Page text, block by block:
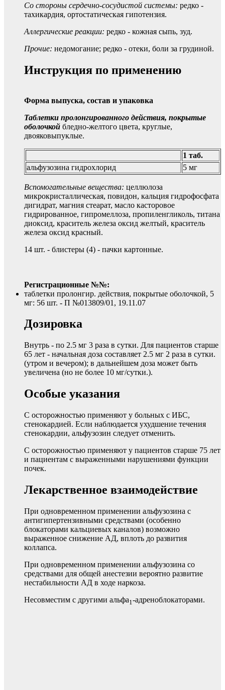
Со стороны сердечно-сосудистой системы: редко -
тахикардия, ортостатическая гипотензия.
Аллергические реакции: редко - кожная сыпь, зуд.
Прочие: недомогание; редко - отеки, боли за грудиной.
Инструкция по применению
Форма выпуска, состав и упаковка
Таблетки пролонгированного действия, покрытые
оболочкой бледно-желтого цвета, круглые,
двояковыпуклые.
1 таб.
альфузозина гидрохлорид
5 мг
Вспомогательные вещества: целлюлоза
микрокристаллическая, повидон, кальция гидрофосфата
дигидрат, магния стеарат, масло касторовое
гидрированное, гипромеллоза, пропиленгликоль, титана
диоксид, краситель железа оксид желтый, краситель
железа оксид красный.
14 шт. - блистеры (4) - пачки картонные.
Регистрационные №№:
таблетки пролонгир. действия, покрытые оболочкой, 5
мг: 56 шт. - П №013809/01, 19.11.07
Дозировка
Внутрь - по 2.5 мг 3 раза в сутки. Для пациентов старше
65 лет - начальная доза составляет 2.5 мг 2 раза в сутки.
(утром и вечером); в дальнейшем доза может быть
увеличена (но не более 10 мг/сутки.).
Особые указания
С осторожностью применяют у больных с ИБС,
стенокардией. Если наблюдается ухудшение течения
стенокардии, альфузозин следует отменить.
С осторожностью применяют у пациентов старше 75 лет
и пациентам с выраженными нарушениями функции
почек.
Лекарственное взаимодействие
При одновременном применении альфузозина с
антигипертензивными средствами (особенно
блокаторами кальциевых каналов) возможно
выраженное снижение АД, вплоть до развития
коллапса.
При одновременном применении альфузозина со
средствами для общей анестезии вероятно развитие
нестабильности АД в ходе наркоза.
Несовместим с другими альфа1-адреноблокаторами.